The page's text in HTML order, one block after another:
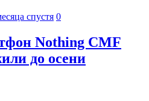
спустя 0
Nothing CMF
до осени